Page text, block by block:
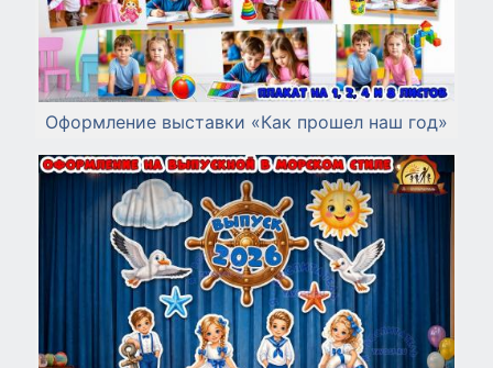
Оформление выставки «Как прошел наш год»